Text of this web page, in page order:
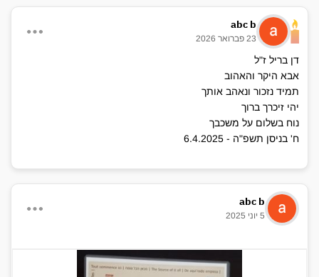
abc b
23 פברואר 2026
דן בריל ז"ל
אבא היקר והאהוב
תמיד נזכור ונאהב אותך
יהי זיכרך ברוך
נוח בשלום על משכבך
ח' בניסן תשפ"ה - 6.4.2025
abc b
5 יוני 2025